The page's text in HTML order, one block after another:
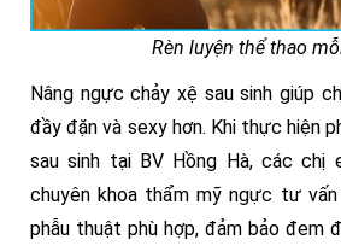
Rèn luyện thể thao
Nâng ngực chảy xệ sau sinh giúp
đầy đặn và sexy hơn. Khi thực hiện
sau sinh tại BV Hồng Hà, các
chuyên khoa thẩm mỹ ngực tư
phẫu thuật phù hợp, đảm bảo đem